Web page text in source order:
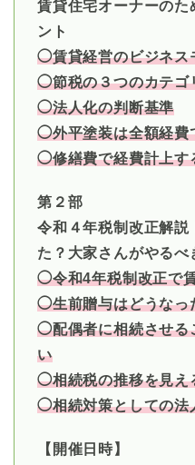
賃貸住宅オーナーのた
ント
◯賃貸経営のビジネス
◯節税の３つのカテゴ
◯法人化の判断基準
◯外平塗装は全額経費
◯修繕費で経費計上す
第２部
令和４年税制改正解説
た？大家さんがやるべ
◯令和4年税制改正で
◯生前贈与はどうなっ
◯配偶者に相続させる
い
◯相続税の推移を見え
◯相続対策としての法
【開催日時】